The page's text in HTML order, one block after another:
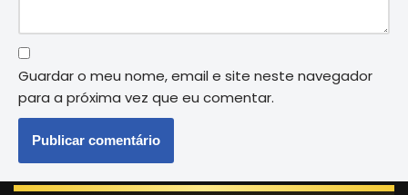
Guardar o meu nome, email e site neste navegador
para a próxima vez que eu comentar.